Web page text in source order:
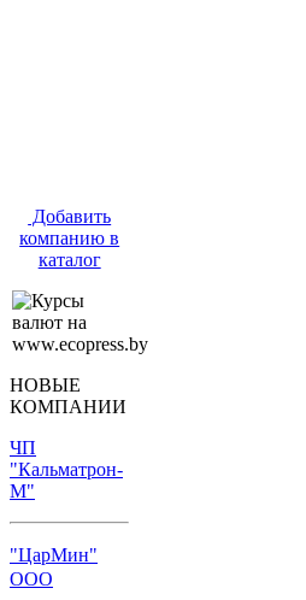
Добавить
компанию в
каталог
НОВЫЕ
КОМПАНИИ
ЧП
"Кальматрон-
М"
"ЦарМин"
ООО